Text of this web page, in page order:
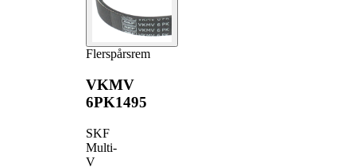
Flerspårsrem
VKMV
6PK1495
SKF
Multi-
V